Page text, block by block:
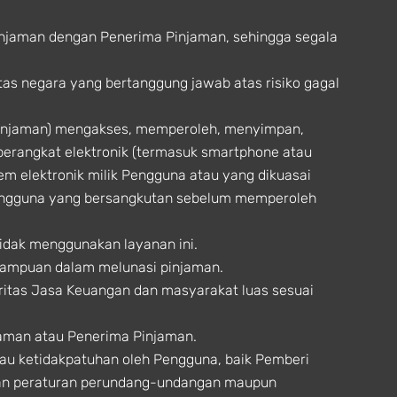
dengan Penerima Pinjaman, sehingga segala
negara yang bertanggung jawab atas risiko gagal
mengakses, memperoleh, menyimpan,
elektronik (termasuk smartphone atau
elektronik milik Pengguna atau yang dikuasai
yang bersangkutan sebelum memperoleh
menggunakan layanan ini.
dalam melunasi pinjaman.
Jasa Keuangan dan masyarakat luas sesuai
atau Penerima Pinjaman.
ketidakpatuhan oleh Pengguna, baik Pemberi
peraturan perundang-undangan maupun